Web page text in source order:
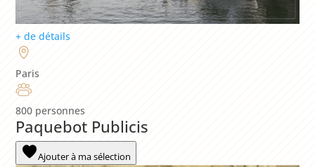
+ de détails
Paris
800 personnes
Paquebot Publicis
Ajouter à ma sélection